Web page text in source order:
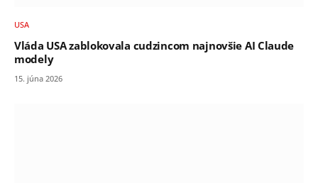
USA
Vláda USA zablokovala cudzincom najnovšie AI Claude
modely
15. júna 2026